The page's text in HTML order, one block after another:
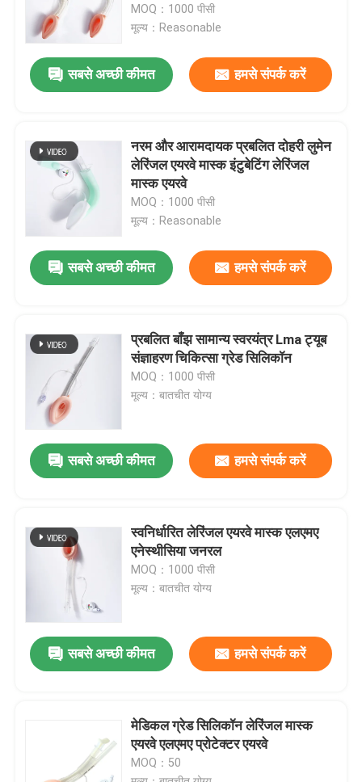
वीआर दिखाएँ
हमारे बारे में
गुणवत्ता नियंत्रण
हमसे संपर्क करें
समाचार
एक बोली का अनुरोध
MOQ：1000 पीसी
मूल्य：Reasonable
सबसे अच्छी कीमत हमसे संपर्क करें
नरम और आरामदायक प्रबलित दोहरी लुमेन
लेरिंजल एयरवे मास्क इंटुबेटिंग लेरिंजल
मास्क एयरवे
MOQ：1000 पीसी
मूल्य：Reasonable
सबसे अच्छी कीमत हमसे संपर्क करें
प्रबलित बाँझ सामान्य स्वरयंत्र Lma ट्यूब
संज्ञाहरण चिकित्सा ग्रेड सिलिकॉन
MOQ：1000 पीसी
मूल्य：बातचीत योग्य
सबसे अच्छी कीमत हमसे संपर्क करें
स्वनिर्धारित लेरिंजल एयरवे मास्क एलएमए
एनेस्थीसिया जनरल
MOQ：1000 पीसी
मूल्य：बातचीत योग्य
सबसे अच्छी कीमत हमसे संपर्क करें
मेडिकल ग्रेड सिलिकॉन लेरिंजल मास्क
एयरवे एलएमए प्रोटेक्टर एयरवे
MOQ：50